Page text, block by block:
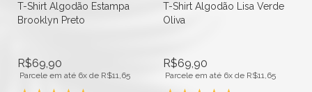
T-Shirt Algodão Estampa
Brooklyn Preto
R$69,90
Parcele em até 6x de R$11,65
T-Shirt Algodão Lisa Verde
Oliva
R$69,90
Parcele em até 6x de R$11,65